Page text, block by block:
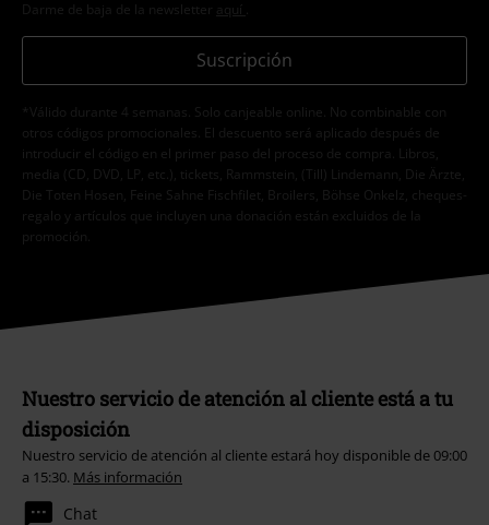
Darme de baja de la newsletter aquí
Suscripción
*Válido durante 4 semanas. Solo canjeable online. No combinable con
otros códigos promocionales. El descuento será aplicado después de
introducir el código en el primer paso del proceso de compra. Libros,
media (CD, DVD, LP, etc.), tickets, Rammstein, (Till) Lindemann, Die Ärzte,
Die Toten Hosen, Feine Sahne Fischfilet, Broilers, Böhse Onkelz, cheques-
regalo y artículos que incluyen una donación están excluidos de la
promoción.
Nuestro servicio de atención al cliente está a tu
disposición
Nuestro servicio de atención al cliente estará hoy disponible de 09:00
a 15:30. Más información
Chat